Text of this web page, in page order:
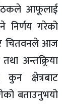
बैठकले आफूलाई
निर्णय गरेको
चितवनले आज
अन्तक्र्रिया
क्षेत्रबाट
बताउनुभयो